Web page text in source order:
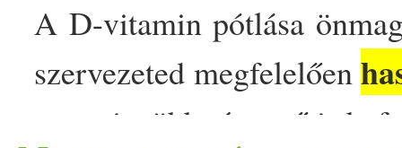
természetes védekező
melyiket érdemes
minél hatékonyabb
A D-vitamin pótlása
szervezeted megfelelően
ugyanis több tényező is